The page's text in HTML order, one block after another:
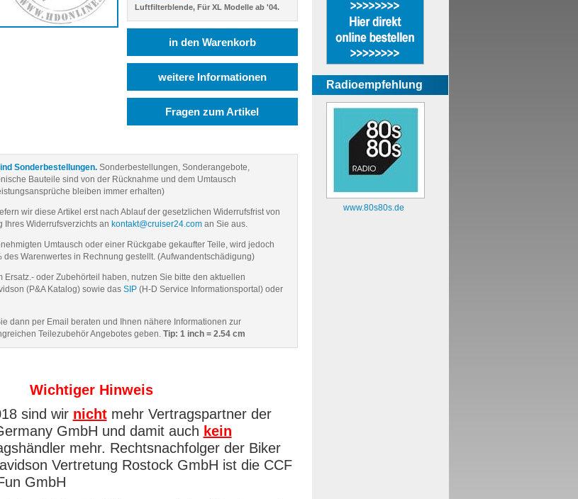
Luftfilterblende, Für XL Modelle ab '04.
in den Warenkorb
weitere Informationen
Fragen zum Artikel
Sonderbestellungen.Sonderbestellungen, Sonderangebote,
Bauteile sind von der Rücknahme und dem Umtausch
bleiben immer erhalten)
wir diese Artikel erst nach Ablauf der gesetzlichen Widerrufsfrist von
Ihres Widerrufsverzichts an kontakt@cruiser24.coman Sie aus.
Umtausch oder einer Rückgabe gekaufter Teile, wird jedoch
Warenwertes in Rechnung gestellt. (Aufwandentschädigung)
Ersatz.- oder Zubehörteil haben, nutzen Sie bitte den aktuellen
(P&A Katalog) sowie das SIP(H-D Service Informationsportal) oder
dann per Email beraten und Ihnen nähere Informationen zur
Teilezubehör Angebotes geben. Tip: 1 inch = 2.54 cm
Wichtiger Hinweis
sind wir nichtmehr Vertragspartner der
GmbH und damit auch kein
mehr. Rechtsnachfolger der Biker
Vertretung Rostock GmbH ist die CCF
GmbH
Radioempfehlung
www.80s80s.de